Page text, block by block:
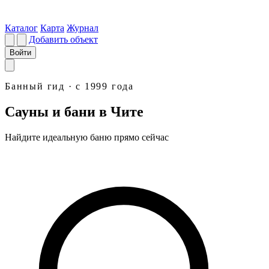
Каталог Карта Журнал
Добавить объект
Войти
Банный гид · с 1999 года
Сауны и бани в Чите
Найдите идеальную баню прямо сейчас